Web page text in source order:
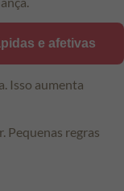
e afetivas
Isso aumenta
Pequenas regras